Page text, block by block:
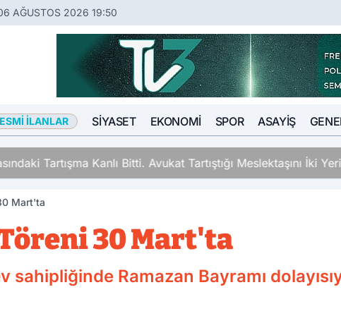
AĞUSTOS 2026 19:50
İLANLAR SIYASET EKONOMI SPOR ASAYIŞ
Tartışma Kanlı Bitti. Avukat Tartıştığı Meslektaşını İki
Mart'ta
30 Mart'ta
Ramazan Bayramı